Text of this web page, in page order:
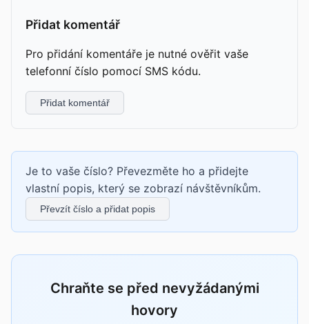
Přidat komentář
Pro přidání komentáře je nutné ověřit vaše
telefonní číslo pomocí SMS kódu.
Přidat komentář
Je to vaše číslo? Převezměte ho a přidejte
vlastní popis, který se zobrazí návštěvníkům.
Převzít číslo a přidat popis
Chraňte se před nevyžádanými
hovory